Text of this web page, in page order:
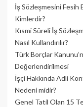
İş Sözleşmesini Fesih
Kimlerdir?
Kısmi Süreli İş
Nasıl Kullandırılır?
Türk Borçlar
Değerlendirilmesi
İşçi Hakkında Adli
Nedeni midir?
Genel Tatil Olan 15